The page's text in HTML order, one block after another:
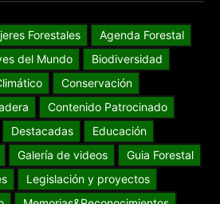
Forestales
Agenda Forestal
del Mundo
Biodiversidad
Conservación
Contenido Patrocinado
Destacadas
Educación
Galería de videos
Guia Forestal
Legislación y proyectos